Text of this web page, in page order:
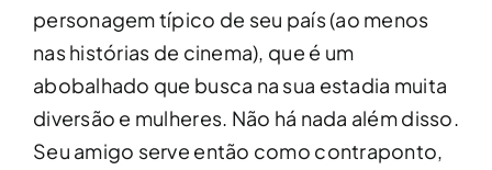
personagem típico de seu país (ao menos
nas histórias de cinema), que é um
abobalhado que busca na sua estadia muita
diversão e mulheres. Não há nada além disso.
Seu amigo serve então como contraponto,